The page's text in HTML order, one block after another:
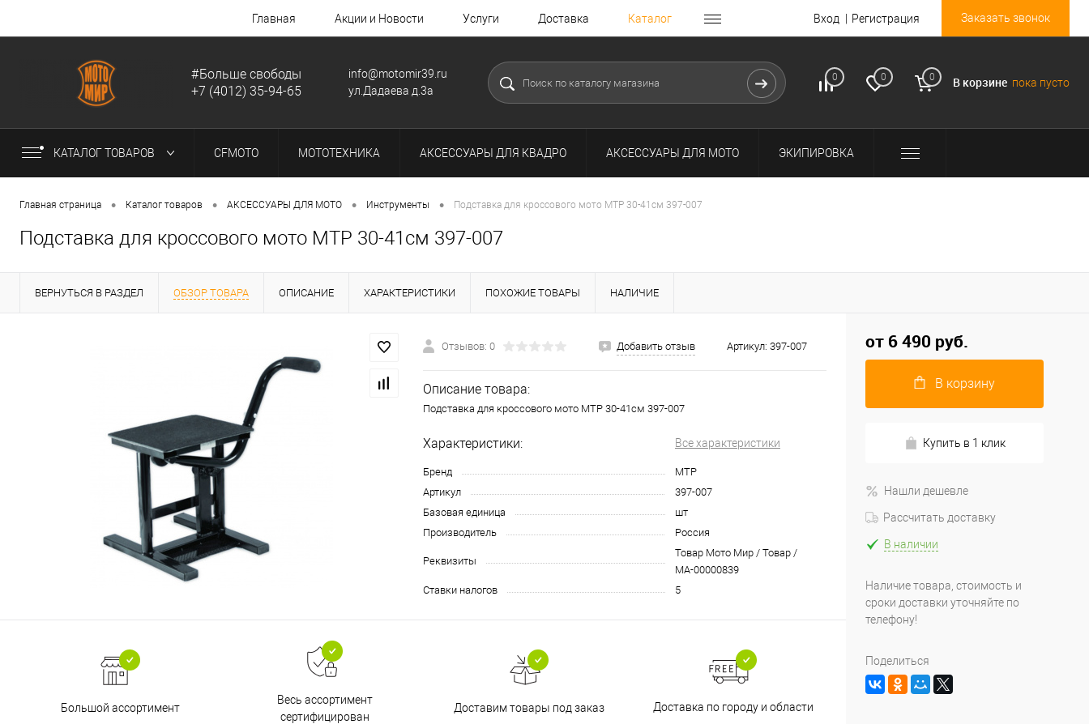
Главная Акции и Новости Услуги Доставка Каталог Вход Регистрация Заказать звонок
#Больше свободы
+7 (4012) 35-94-65
info@motomir39.ru
ул.Дадаева д.3а
0 0 0 В корзине пока пусто
КАТАЛОГ ТОВАРОВ CFMOTO МОТОТЕХНИКА АКСЕССУАРЫ ДЛЯ КВАДРО АКСЕССУАРЫ ДЛЯ МОТО ЭКИПИРОВКА
Главная страница • Каталог товаров • АКСЕССУАРЫ ДЛЯ МОТО • Инструменты • Подставка для кроссового мото MTP 30-41см 397-007
Подставка для кроссового мото MTP 30-41см 397-007
ВЕРНУТЬСЯ В РАЗДЕЛ ОБЗОР ТОВАРА ОПИСАНИЕ ХАРАКТЕРИСТИКИ ПОХОЖИЕ ТОВАРЫ НАЛИЧИЕ
Отзывов: 0 Добавить отзыв Артикул: 397-007
Описание товара:
Подставка для кроссового мото MTP 30-41см 397-007
Характеристики: Все характеристики
Бренд
MTP
Артикул
397-007
Базовая единица
шт
Производитель
Россия
Реквизиты
Товар Мото Мир / Товар /
МА-00000839
Ставки налогов
5
Большой ассортимент
Весь ассортимент
сертифицирован
Доставим товары под заказ Доставка по городу и области
от 6 490 руб.
В корзину
Купить в 1 клик
Нашли дешевле
Рассчитать доставку
В наличии
Наличие товара, стоимость и
сроки доставки уточняйте по
телефону!
Поделиться